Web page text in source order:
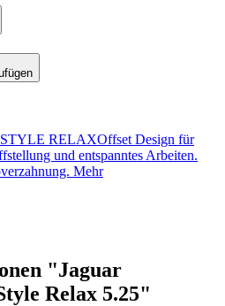
RELAXOffset Design für
und entspanntes Arbeiten.
Mehr
"Jaguar
Relax 5.25"